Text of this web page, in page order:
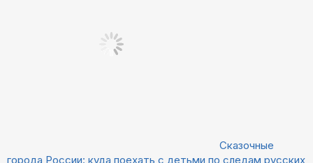
Сказочные
города России: куда поехать с детьми по следам русских